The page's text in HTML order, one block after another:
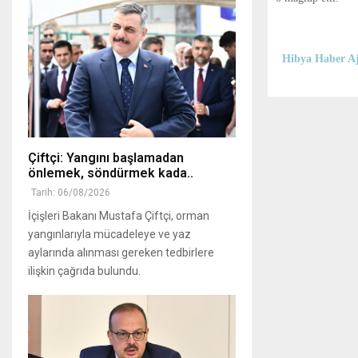
Hibya Haber
Çiftçi: Yangını başlamadan
önlemek, söndürmek kada..
Tarih: 06/08/2026
İçişleri Bakanı Mustafa Çiftçi, orman
yangınlarıyla mücadeleye ve yaz
aylarında alınması gereken tedbirlere
ilişkin çağrıda bulundu.